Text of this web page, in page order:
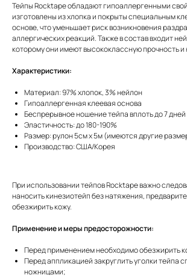
Тейпы Rocktape обладают гипоаллергенными
изготовлены из хлопка и покрыты специальным
основе, что уменьшает риск возникновения
аллергических реакций. Также в состав входит
которому они имеют высококлассную прочность и
Характеристики:
Материал: 97% хлопок, 3% нейлон
Гипоаллергенная клеевая основа
Беспрерывное ношение тейпа вплоть до 7 дней
Эластичность: до 180-190%
Размер: рулон 5см х 5м (имеются другие
Производство: США/Корея
При использовании тейпов Rocktape важно
наносить кинезиотейп без натяжения,
обезжирить кожу.
Применение и меры предосторожности:
Перед применением необходимо обезжирить
Перед аппликацией закруглить уголки тейпа
ножницами;